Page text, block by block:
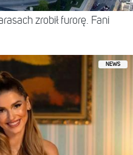
zrobił furorę. Fani
NEWS